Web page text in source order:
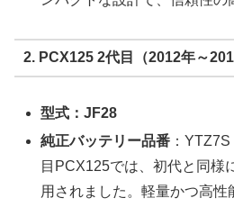
2. PCX125 2代目（2012年～
型式：JF28
純正バッテリー品番 ：
目PCX125では、初代と同様
用されました。軽量かつ高性